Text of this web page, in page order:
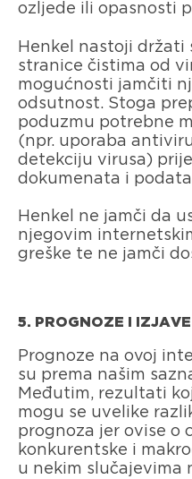
ozljede ili opasnosti
Henkel nastoji držati
stranice čistima od
mogućnosti jamčiti
odsutnost. Stoga
poduzmu potrebne
(npr. uporaba
detekciju virusa)
dokumenata i
Henkel ne jamči da
njegovim
greške te ne jamči
5. PROGNOZE I IZJAVE
Prognoze na ovoj
su prema našim
Međutim, rezultati
mogu se uvelike
prognoza jer ovise o
konkurentske i
u nekim slučajevima